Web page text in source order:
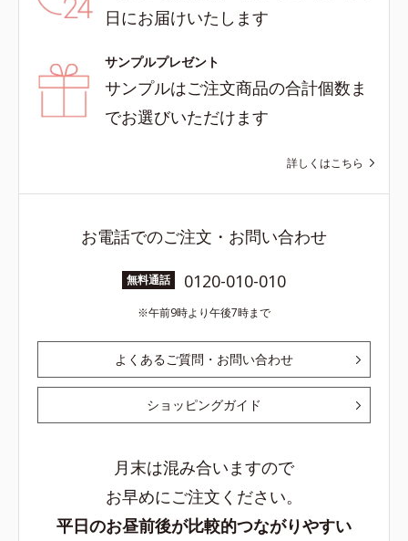
日にお届けいたします
サンプルプレゼント
サンプルはご注文商品の合計個数ま
でお選びいただけます
詳しくはこちら
お電話でのご注文・お問い合わせ
無料通話 0120-010-010
午前9時より午後7時まで
よくあるご質問・お問い合わせ
ショッピングガイド
月末は混み合いますので
お早めにご注文ください。
平日のお昼前後が比較的つながりやすい